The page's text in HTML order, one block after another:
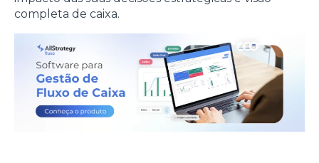
completa de caixa.